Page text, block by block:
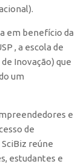
em benefício da
, a escola de
de Inovação) que
um
e
de
reúne
estudantes e